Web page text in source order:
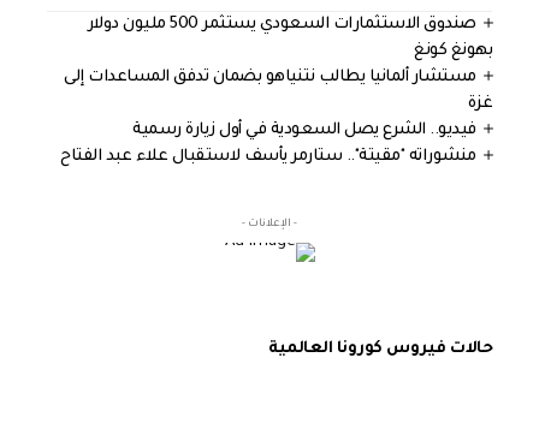
صندوق الاستثمارات السعودي يستثمر 500 مليون دولار
بهونغ كونغ
مستشار ألمانيا يطالب نتنياهو بضمان تدفق المساعدات إلى
غزة
فيديو.. الشرع يصل السعودية في أول زيارة رسمية
منشوراته "مقيتة".. ستارمر يأسف لاستقبال علاء عبد الفتاح
- الإعلانات -
حالات فيروس كورونا العالمية